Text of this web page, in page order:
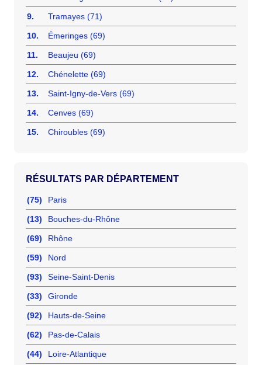
9. Tramayes (71)
10. Émeringes (69)
11. Beaujeu (69)
12. Chénelette (69)
13. Saint-Igny-de-Vers (69)
14. Cenves (69)
15. Chiroubles (69)
RÉSULTATS PAR DÉPARTEMENT
(75) Paris
(13) Bouches-du-Rhône
(69) Rhône
(59) Nord
(93) Seine-Saint-Denis
(33) Gironde
(92) Hauts-de-Seine
(62) Pas-de-Calais
(44) Loire-Atlantique